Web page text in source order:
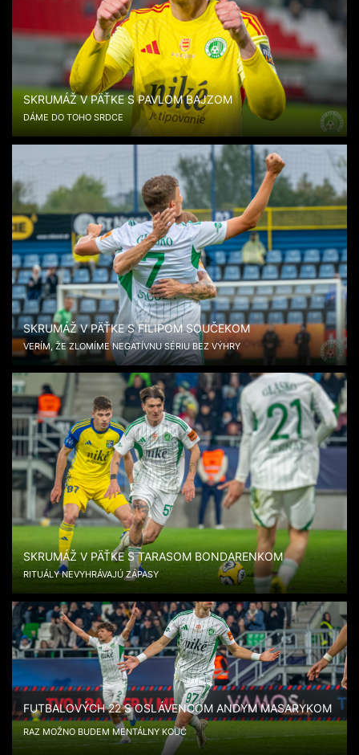
SKRUMÁŽ V PÄŤKE S PAVLOM BAJZOM
DÁME DO TOHO SRDCE
SKRUMÁŽ V PÄŤKE S FILIPOM SOUČEKOM
VERÍM, ŽE ZLOMÍME NEGATÍVNU SÉRIU BEZ VÝHRY
SKRUMÁŽ V PÄŤKE S TARASOM BONDARENKOM
RITUÁLY NEVYHRÁVAJÚ ZÁPASY
FUTBALOVÝCH 22 S OSLÁVENCOM ANDYM MASARYKOM
RAZ MOŽNO BUDEM MENTÁLNY KOUČ